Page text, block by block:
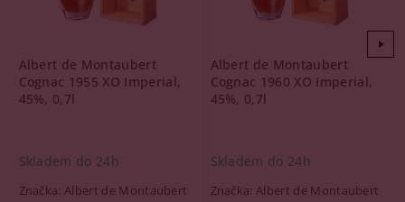
Albert de Montaubert
Cognac 1955 XO Imperial,
45%, 0,7l
Skladem do 24h
Značka:Albert de Montaubert
Albert de Montaubert
Cognac 1960 XO Imperial,
45%, 0,7l
Skladem do 24h
Značka:Albert de Montaubert